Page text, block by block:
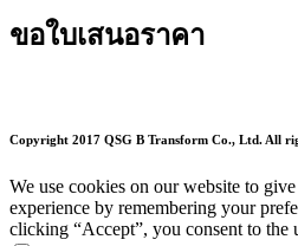
ขอใบเสนอราคา
Copyright 2017 QSG B Transform Co., Ltd. All
We use cookies on our website to
experience by remembering your
clicking “Accept”, you consent to the